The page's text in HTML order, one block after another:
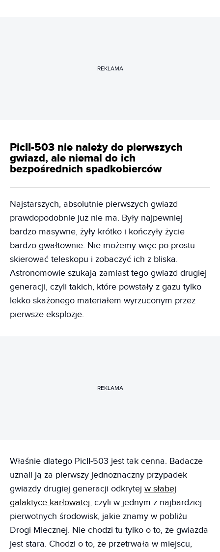
REKLAMA
PicII-503 nie należy do pierwszych
gwiazd, ale niemal do ich
bezpośrednich spadkobierców
Najstarszych, absolutnie pierwszych gwiazd
prawdopodobnie już nie ma. Były najpewniej
bardzo masywne, żyły krótko i kończyły życie
bardzo gwałtownie. Nie możemy więc po prostu
skierować teleskopu i zobaczyć ich z bliska.
Astronomowie szukają zamiast tego gwiazd drugiej
generacji, czyli takich, które powstały z gazu tylko
lekko skażonego materiałem wyrzuconym przez
pierwsze eksplozje.
REKLAMA
Właśnie dlatego PicII-503 jest tak cenna. Badacze
uznali ją za pierwszy jednoznaczny przypadek
gwiazdy drugiej generacji odkrytej w słabej
galaktyce karłowatej, czyli w jednym z najbardziej
pierwotnych środowisk, jakie znamy w pobliżu
Drogi Mlecznej. Nie chodzi tu tylko o to, że gwiazda
jest stara. Chodzi o to, że przetrwała w miejscu,